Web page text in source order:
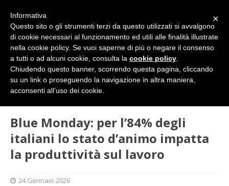
DIRITTI E SOCIETÀ
Blue Monday: per l’84% degli
italiani lo stato d’animo impatta la produttività sul lavoro
Blue Monday: per l’84% degli
italiani lo stato d’animo impatta
la produttività sul lavoro
24 Gennaio 2026
×
Informativa
Questo sito o gli strumenti terzi da questo utilizzati si avvalgono
di cookie necessari al funzionamento ed utili alle finalità illustrate
nella cookie policy. Se vuoi saperne di più o negare il consenso
a tutti o ad alcuni cookie, consulta la cookie policy
Chiudendo questo banner, scorrendo questa pagina, cliccando
su un link o proseguendo la navigazione in altra maniera,
acconsenti all’uso dei cookie.